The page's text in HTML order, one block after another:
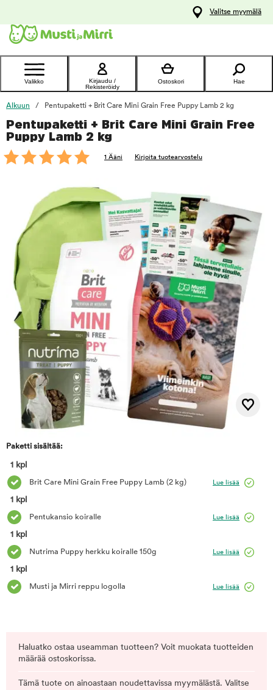
Ota yhteyttä
asiakaspalveluun
Valitse myymälä
Valikko
Kirjaudu /
Rekisteröidy
Ostoskori Hae
Alkuun Pentupaketti + Brit Care Mini Grain Free Puppy Lamb 2 kg
Pentupaketti + Brit Care Mini Grain Free
Puppy Lamb 2 kg
1 Ääni Kirjoita tuotearvostelu
Paketti sisältää:
1 kpl
Brit Care Mini Grain Free Puppy Lamb (2 kg) Lue lisää
1 kpl
Pentukansio koiralle Lue lisää
1 kpl
Nutrima Puppy herkku koiralle 150g Lue lisää
1 kpl
Musti ja Mirri reppu logolla Lue lisää
Haluatko ostaa useamman tuotteen? Voit muokata tuotteiden
määrää ostoskorissa.
Tämä tuote on ainoastaan noudettavissa myymälästä. Valitse
foo